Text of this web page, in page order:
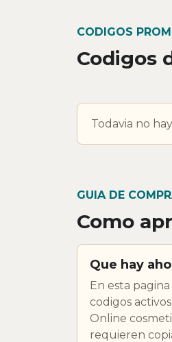
CODIGOS
Codigos
Todavia no
GUIA DE
Como
Que hay
En esta
codigos
Online
requieren